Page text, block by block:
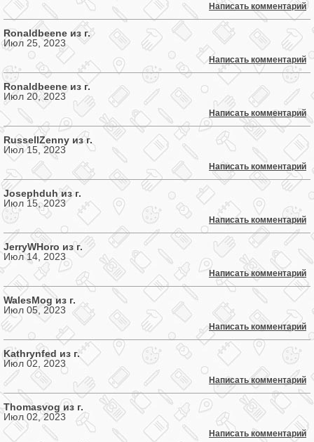
Написать комментарий
Ronaldbeene из г.
Июл 25, 2023
Написать комментарий
Ronaldbeene из г.
Июл 20, 2023
Написать комментарий
RussellZenny из г.
Июл 15, 2023
Написать комментарий
Josephduh из г.
Июл 15, 2023
Написать комментарий
JerryWHoro из г.
Июл 14, 2023
Написать комментарий
WalesMog из г.
Июл 05, 2023
Написать комментарий
Kathrynfed из г.
Июл 02, 2023
Написать комментарий
Thomasvog из г.
Июл 02, 2023
Написать комментарий